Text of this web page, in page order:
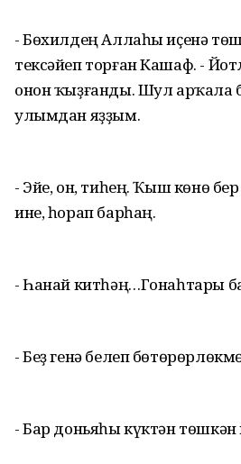
- Бөхилдең Аллаһы иҫенә
тексәйеп торған Кашаф. -
онон ҡыҙғанды. Шул арҡала
улымдан яҙҙым.
- Эйе, он, тиһең. Ҡыш көнө
ине, һорап барһаң.
- Һанай китһәң…Гонаһтары
- Беҙ генә белеп
- Бар доньяһы күктән төшкән